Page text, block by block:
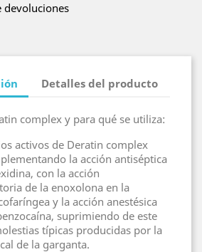
devoluciones
Detalles del producto
complex y para qué se utiliza:
activos de Deratin complex
la acción antiséptica
con la acción
de la enoxolona en la
y la acción anestésica
suprimiendo de este
típicas producidas por la
de la garganta.